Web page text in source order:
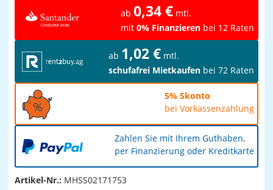
ab 0,34 € mtl.
mit 0% Finanzieren bei 12 Raten
ab 1,02 € mtl.
schufafrei Mietkaufen bei 72 Raten
5% Skonto
bei Vorkassenzahlung
Zahlen Sie mit Ihrem Guthaben,
per Finanzierung oder Kreditkarte
Artikel-Nr.: MHSS02171753